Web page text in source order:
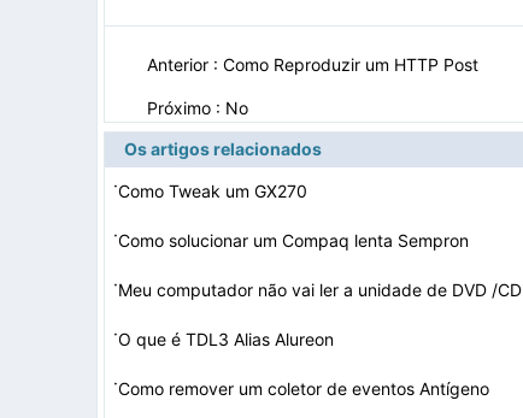
Anterior : Como Reproduzir um HTTP Post
Próximo : No
Os artigos relacionados
·Como Tweak um GX270
·Como solucionar um Compaq lenta Sempron
·Meu computador não vai ler a unidade de DVD /CD
·O que é TDL3 Alias ​​Alureon
·Como remover um coletor de eventos Antígeno